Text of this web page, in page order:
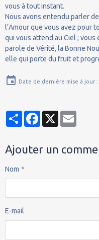
vous à tout instant.
Nous avons entendu parler
l’Amour que vous avez pour
qui vous attend au Ciel ; vous
parole de Vérité, la Bonne
elle qui porte du fruit et
Date de dernière mise à jour :
PartagerFacebook
X
Ajouter un
Nom
E-mail